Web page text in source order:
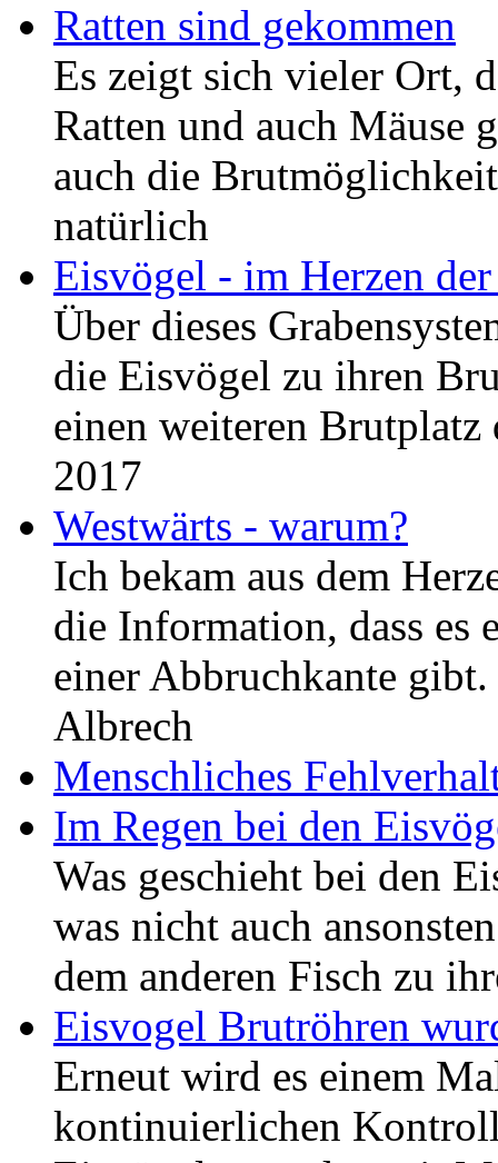
Ratten sind gekommen
Es zeigt sich vieler Ort,
Ratten und auch Mäuse
auch die
natürlich
Eisvögel - im Herzen
Über dieses
die Eisvögel zu ihren
einen weiteren
2017
Westwärts - warum?
Ich bekam aus dem
die Information, dass es
einer Abbruchkante
Albrech
Menschliches
Im Regen bei den
Was geschieht bei den
was nicht auch
dem anderen Fisch zu
Eisvogel Brutröhren
Erneut wird es einem
kontinuierlichen